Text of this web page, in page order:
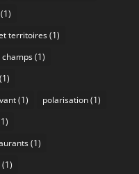
territoires(1)
(1)
(1)
(1) polarisation(1)
(1)
(1)